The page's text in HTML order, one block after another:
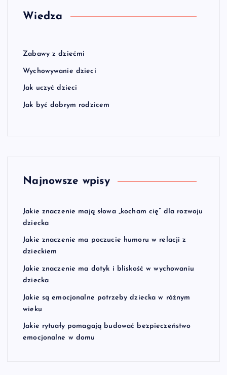
Wiedza
Zabawy z dziećmi
Wychowywanie dzieci
Jak uczyć dzieci
Jak być dobrym rodzicem
Najnowsze wpisy
Jakie znaczenie mają słowa „kocham cię” dla rozwoju
dziecka
Jakie znaczenie ma poczucie humoru w relacji z
dzieckiem
Jakie znaczenie ma dotyk i bliskość w wychowaniu
dziecka
Jakie są emocjonalne potrzeby dziecka w różnym
wieku
Jakie rytuały pomagają budować bezpieczeństwo
emocjonalne w domu